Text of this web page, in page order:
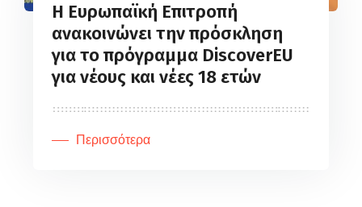
Η Ευρωπαϊκή Επιτροπή
ανακοινώνει την πρόσκληση
για το πρόγραμμα DiscoverEU
για νέους και νέες 18 ετών
Περισσότερα